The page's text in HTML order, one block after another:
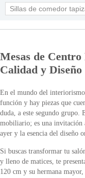
Sillas de comedor
Mesas de
Calidad y Diseño
En el mundo del
función y hay piezas que
duda, a este segundo grupo.
mobiliario; es una invitación
ayer y la esencia del diseño
Si buscas transformar tu
y lleno de matices, te
120 cm y su hermana